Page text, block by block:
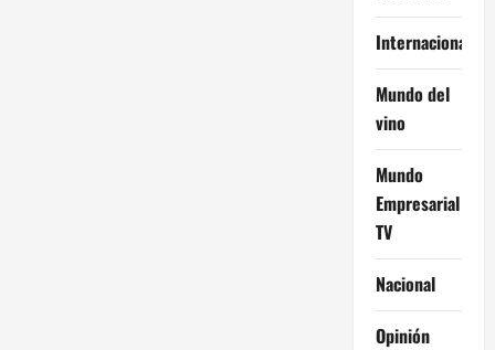
Internacional
Mundo del
vino
Mundo
Empresarial
TV
Nacional
Opinión